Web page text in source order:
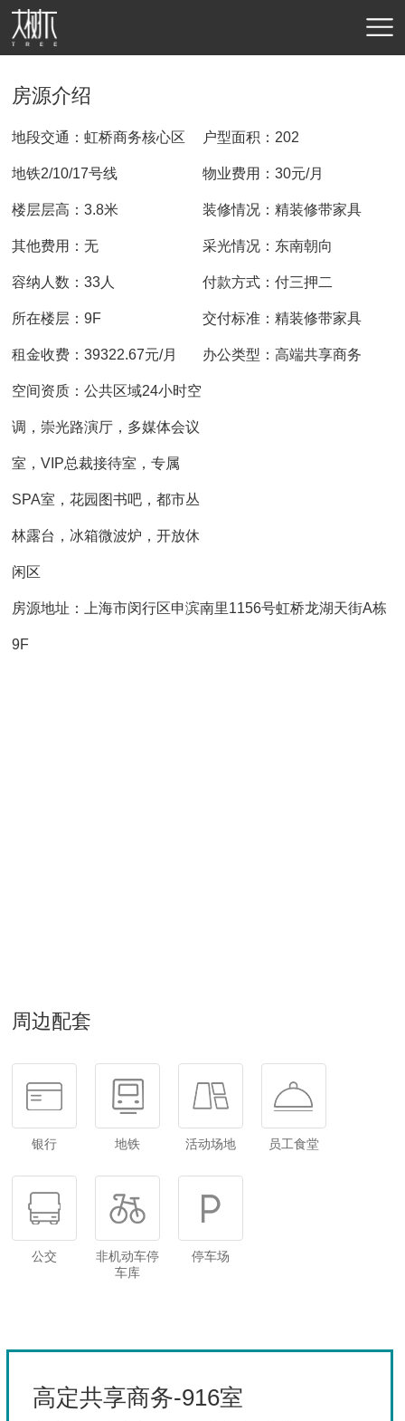
房源介绍
地段交通：虹桥商务核心区
地铁2/10/17号线
户型面积：202
物业费用：30元/月
楼层层高：3.8米 装修情况：精装修带家具
其他费用：无 采光情况：东南朝向
容纳人数：33人 付款方式：付三押二
所在楼层：9F 交付标准：精装修带家具
租金收费：39322.67元/月 办公类型：高端共享商务
空间资质：公共区域24小时空
调，崇光路演厅，多媒体会议
室，VIP总裁接待室，专属
SPA室，花园图书吧，都市丛
林露台，冰箱微波炉，开放休
闲区
房源地址：上海市闵行区申滨南里1156号虹桥龙湖天街A栋
9F
周边配套
银行 地铁 活动场地 员工食堂
公交
非机动车停
车库
停车场
高定共享商务-916室